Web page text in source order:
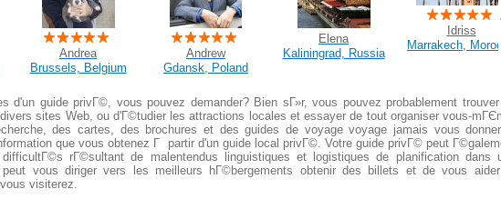
Andrea
Brussels, Belgium
Andrew
Gdansk, Poland
Elena
Kaliningrad, Russia
Idriss
Marrakech,
d'un guide privГ©, vous pouvez demander? Bien sГ»r, vous pouvez probablement
sites Web, ou d'Г©tudier les attractions locales et essayer de tout organiser vous-
des cartes, des brochures et des guides de voyage voyage jamais vous
que vous obtenez Г partir d'un guide local privГ©. Votre guide privГ© peut
rГ©sultant de malentendus linguistiques et logistiques de planification dans
vous diriger vers les meilleurs hГ©bergements obtenir des billets et de vous
visiterez.